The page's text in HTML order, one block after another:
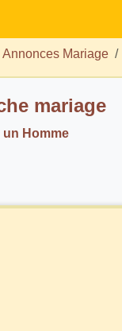
Annonces Mariage
mariage
Homme